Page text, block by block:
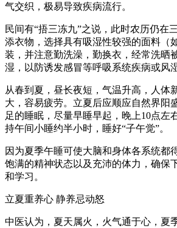
气交织，极易导致疾病流行。
民间有“捂三冻九”之说，此时农历仍在
添衣物，选择具有吸湿性较强的面料（
装，并注意勤洗澡，勤换衣，经常洗晒
湿，以防诱发感冒等呼吸系统疾病或风
从春到夏，昼长夜短，气温升高，人体
大，容易疲劳。立夏后应顺应自然界阳
足的睡眠，尽量早睡早起，晚上10点左
持午间小睡约半小时，睡好“子午觉”。
因为夏季午睡可使大脑和身体各系统都
饱满的精神状态以及充沛的体力，确保
和学习。
立夏重养心 静养忌动怒
中医认为，夏天属火，火气通于心，夏